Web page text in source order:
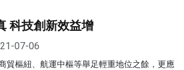
科技創新效益增
07-06
貿樞紐、航運中樞等舉足輕重地位之餘，更應